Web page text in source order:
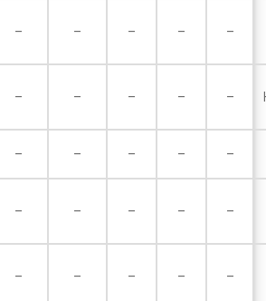
– – – – –
– – – – –
– – – – –
– – – – –
– – – – –